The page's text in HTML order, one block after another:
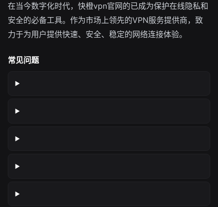
在当今数字化时代，快橙vpn官网的已成为保护在线隐私和
安全的必备工具。作为市场上领先的VPN服务提供商，致
力于为用户提供快速、安全、稳定的网络连接体验。
常见问题